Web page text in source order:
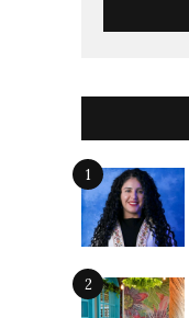
1
2